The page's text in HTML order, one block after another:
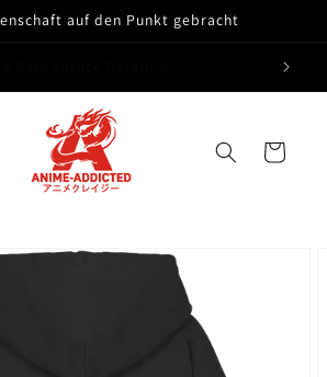
auf den Punkt gebracht
Warenkorb